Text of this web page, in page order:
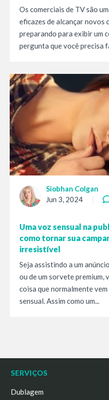
Os comerciais de TV são
eficazes de alcançar novos
preparando para exibir um
pergunta que você precisa
Siobhan Colgan
Jun 3, 2024
Uma voz sensual na
como tornar sua
irresistível
Seja assistindo a um
ou de um sorvete premium,
coisa que normalmente
sensual. Assim como um...
SERVIÇOS
Dublagem